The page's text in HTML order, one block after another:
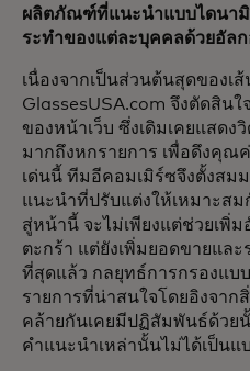
ผลิตภัณฑ์ที่แนะนำแบบไดนามิ
ระทำของแต่ละบุคคลด้วยอัล
เนื่องจากเป็นส่วนต้นสุดของเ
GlassesUSA.com จึงตัดสิน
ของหน้าเว็บ ซึ่งเดิมเคยแสดง
มากถึงหกรายการ เพื่อดึงคุณ
เด่นนี้ ทีมอีคอมเมิร์ซจึงตั้งสม
แนะนำที่ปรับแต่งให้เหมาะส
สู่หน้านี้ จะไม่เพียงแต่ช่วยเพิ่
ตะกร้า แต่ยังเพิ่มยอดขายแล
ที่สุดแล้ว กลยุทธ์การกรองแ
รายการที่น่าสนใจโดยอิงจา
คล้ายกันเคยมีปฏิสัมพันธ์ด้วย
คำแนะนำเหล่านั้นไม่ได้เป็นแ